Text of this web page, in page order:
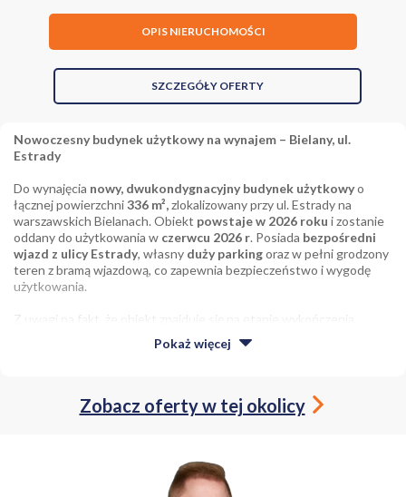
OPIS NIERUCHOMOŚCI
SZCZEGÓŁY OFERTY
Nowoczesny budynek użytkowy na wynajem – Bielany, ul.
Estrady
Do wynajęcia nowy, dwukondygnacyjny budynek użytkowyo
łącznej powierzchni336 m²,zlokalizowany przy ul. Estrady na
warszawskich Bielanach. Obiekt powstaje w 2026 roku i zostanie
oddany do użytkowania w czerwcu 2026 r. Posiada bezpośredni
wjazd z ulicy Estrady, własny duży parkingoraz w pełni grodzony
teren z bramą wjazdową, co zapewnia bezpieczeństwo i wygodę
użytkowania.
Z uwagi na fakt, że obiekt znajduje się na etapie wykończenia,
możliwość dostosowania i aranżacji wnętrz pod
potrzeby przyszłego najemcy, co stanowi istotny atut dla firm
Charakterystyka obiektu
Budynek dzięki swojej bryle, układowi i lokalizacji doskonale
klinika, placówka medyczna lub rehabilitacyjna,
Pokaż więcej
Zobacz oferty w tej okolicy